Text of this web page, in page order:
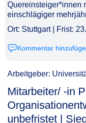
Quereinsteiger*innen
einschlägiger
Ort: Stuttgart | Frist:
Kommentar
Arbeitgeber:
Mitarbeiter/ -in
unbefristet |